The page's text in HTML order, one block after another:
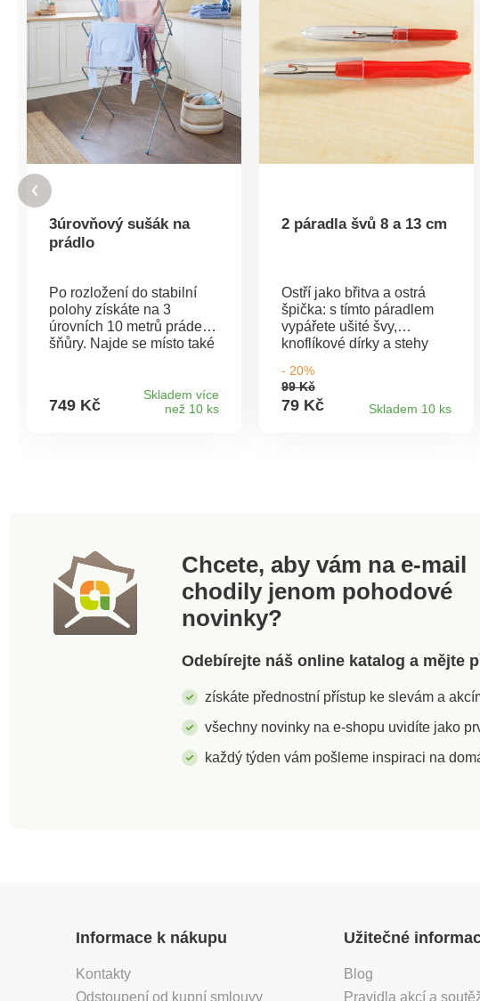
3úrovňový sušák na
prádlo
Po rozložení do stabilní
polohy získáte na 3
úrovních 10 metrů prádelní
šňůry. Najde se místo také
Pohodlné sušení prádla.
Skládací pro úsporu místa.
749 Kč
Skladem více
než 10 ks
2 páradla švů 8 a 13 cm
Ostří jako břitva a ostrá
špička: s tímto páradlem
vypářete ušité švy,
knoflíkové dírky a stehy
námahy - jako v
krejčovském salónu.
ABS/ocel, s ochranným
- 20%
99 Kč
79 Kč Skladem 10 ks
Chcete, aby vám na e-mail
chodily jenom pohodové
novinky?
Odebírejte náš online katalog a mějte
získáte přednostní přístup ke slevám a
všechny novinky na e-shopu uvidíte jako
každý týden vám pošleme inspiraci na
Informace k nákupu
Kontakty
Odstoupení od kupní smlouvy
Užitečné
Blog
Pravidla akcí a